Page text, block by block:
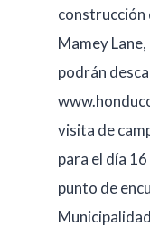
construcción
Mamey
podrán
visita de
para el día
punto de